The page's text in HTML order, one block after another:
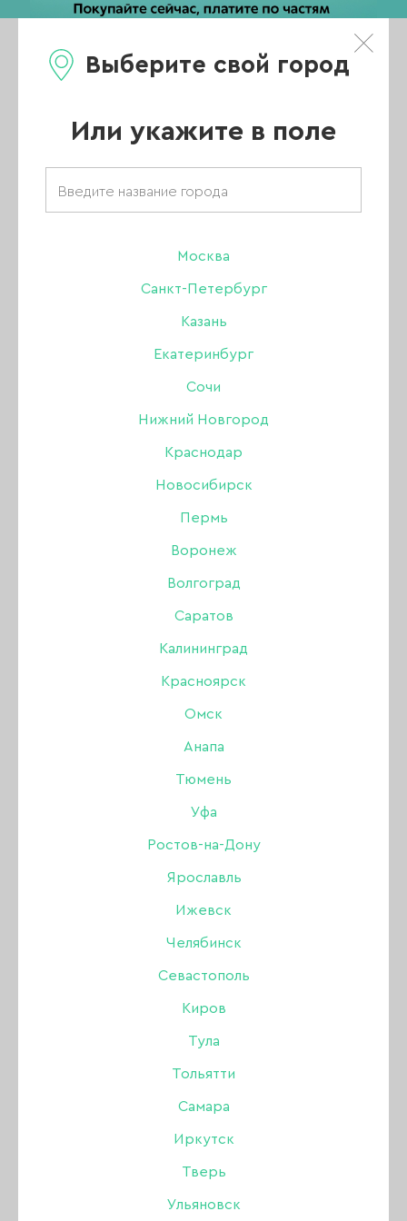
Выберите свой город
Или укажите в поле
Москва
Санкт-Петербург
Казань
Екатеринбург
Сочи
Нижний Новгород
Краснодар
Новосибирск
Пермь
Воронеж
Волгоград
Саратов
Калининград
Красноярск
Омск
Анапа
Тюмень
Уфа
Ростов-на-Дону
Ярославль
Ижевск
Челябинск
Севастополь
Киров
Тула
Тольятти
Самара
Иркутск
Тверь
Ульяновск
Каталог
Главная/
Каталог/
Гель-лак/
Amokey/
Гель-лак Amokey Tango 08, 8 мл
Гель-лак Amokey Tango
Цвет: Вишнёвый (бордовый)
В наличии в магазинах
Классика,которая никогда не выйдет из моды!
Разнообразие оттенков коллекции точно
позволит выбрать вашему клиенту "тот